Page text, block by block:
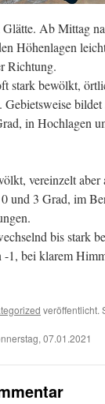
Ab Mittag
Höhenlagen
Richtung.
stark bewölkt,
Gebietsweise
in Hochlagen
vereinzelt
und 3 Grad, im
bis stark
-1, bei klarem
veröffentlicht.
07.01.2021